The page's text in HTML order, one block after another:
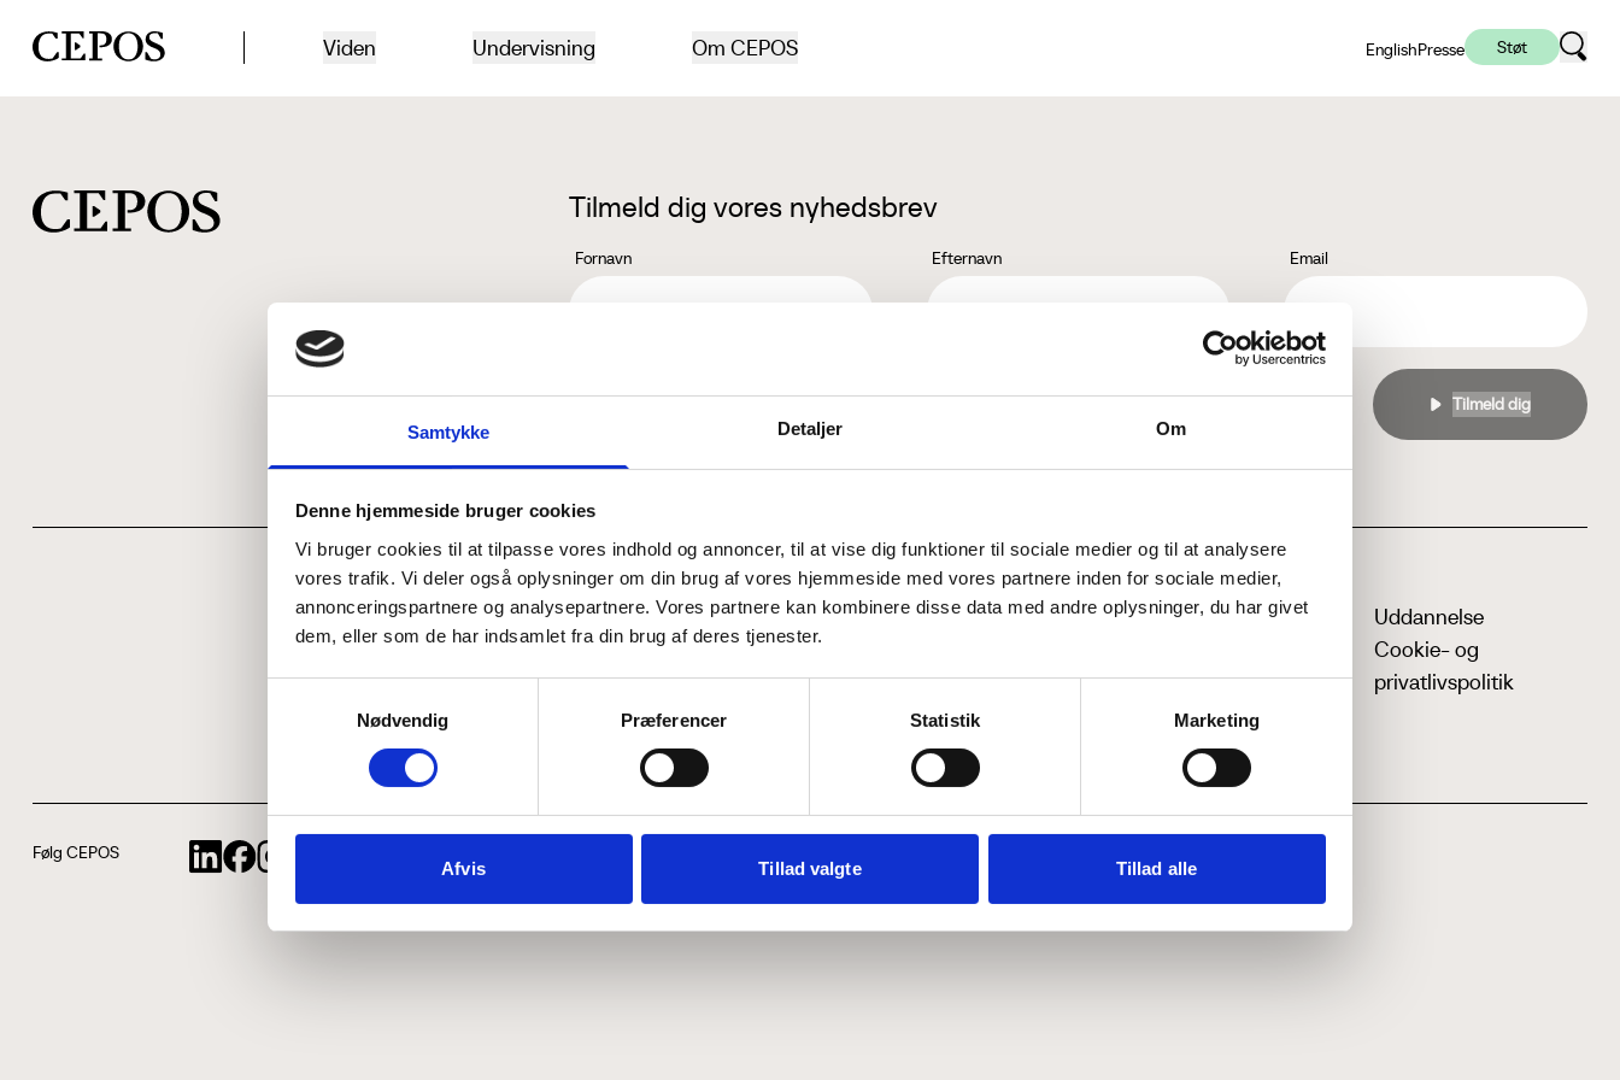
Samtykke Detaljer Om
Denne hjemmeside bruger cookies
Vi bruger cookies til at tilpasse vores indhold og annoncer, til at vise dig funktioner til sociale medier og til at analysere
vores trafik. Vi deler også oplysninger om din brug af vores hjemmeside med vores partnere inden for sociale medier,
annonceringspartnere og analysepartnere. Vores partnere kan kombinere disse data med andre oplysninger, du har givet
dem, eller som de har indsamlet fra din brug af deres tjenester.
Nødvendig
Præferencer Statistik Marketing
Afvis Tillad valgte Tillad alle
CEPOS logo Viden Undervisning Om CEPOS EnglishPresse Støt
Tilmeld dig vores nyhedsbrev
Fornavn Efternavn Email
Jeg accepterer behandlingen af mine personoplysninger i henhold tilprivatlivspolitikken
Hvem er CEPOS
Vores værdier
Medarbejdere
Kontakt
Analyser
ABCepos
Podcast
Uddannelse
Cookie- og
privatlivspolitik
Følg CEPOS